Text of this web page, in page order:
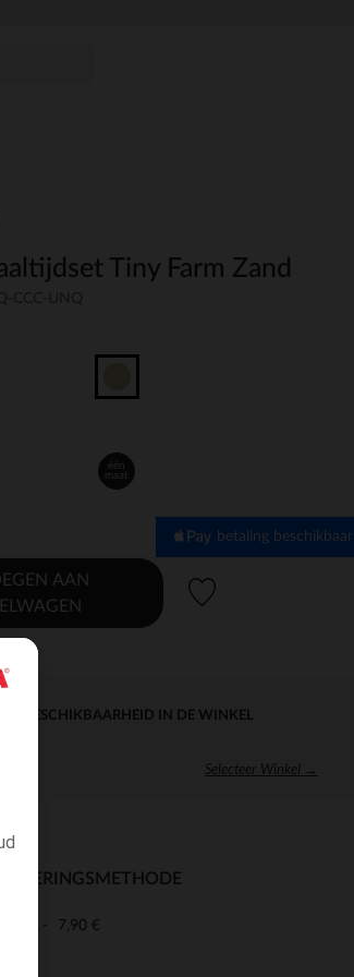
Tiny Farm Zand
één
maat
betaling beschikbaar
AAN
BESCHIKBAARHEID IN DE WINKEL
Selecteer Winkel →
LEVERINGSMETHODE
7,90 €